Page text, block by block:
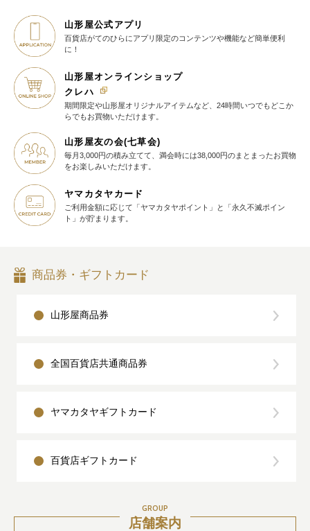
山形屋公式アプリ
百貨店がてのひらにアプリ限定のコンテンツや機能など簡単便利
に！
山形屋オンラインショップ
クレハ
期間限定や山形屋オリジナルアイテムなど、24時間いつでもどこか
らでもお買物いただけます。
山形屋友の会(七草会)
毎月3,000円の積み立てて、満会時には38,000円のまとまったお買物
をお楽しみいただけます。
ヤマカタヤカード
ご利用金額に応じて 「ヤマカタヤポイント」と
「永久不滅ポイン
ト」が貯まります。
商品券・ギフトカード
山形屋商品券
全国百貨店共通商品券
ヤマカタヤギフトカード
百貨店ギフトカード
GROUP
店舗案内